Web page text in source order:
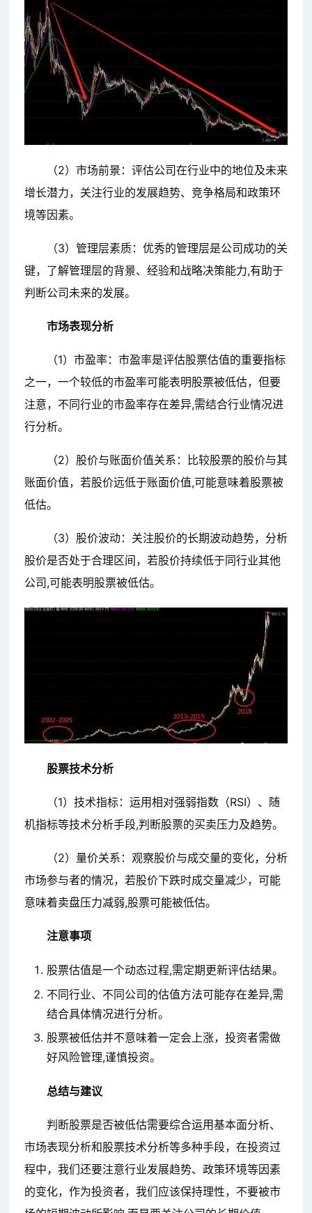
（2）市场前景：评估公司在行业中的地位及未来
增长潜力，关注行业的发展趋势、竞争格局和政策环
境等因素。
（3）管理层素质：优秀的管理层是公司成功的关
键，了解管理层的背景、经验和战略决策能力,有助于
判断公司未来的发展。
市场表现分析
（1）市盈率：市盈率是评估股票估值的重要指标
之一，一个较低的市盈率可能表明股票被低估，但要
注意，不同行业的市盈率存在差异,需结合行业情况进
行分析。
（2）股价与账面价值关系：比较股票的股价与其
账面价值，若股价远低于账面价值,可能意味着股票被
低估。
（3）股价波动：关注股价的长期波动趋势，分析
股价是否处于合理区间，若股价持续低于同行业其他
公司,可能表明股票被低估。
股票技术分析
（1）技术指标：运用相对强弱指数（RSI）、随
机指标等技术分析手段,判断股票的买卖压力及趋势。
（2）量价关系：观察股价与成交量的变化，分析
市场参与者的情况，若股价下跌时成交量减少，可能
意味着卖盘压力减弱,股票可能被低估。
注意事项
股票估值是一个动态过程,需定期更新评估结果。
不同行业、不同公司的估值方法可能存在差异,需
结合具体情况进行分析。
股票被低估并不意味着一定会上涨，投资者需做
好风险管理,谨慎投资。
总结与建议
判断股票是否被低估需要综合运用基本面分析、
市场表现分析和股票技术分析等多种手段，在投资过
程中，我们还要注意行业发展趋势、政策环境等因素
的变化，作为投资者，我们应该保持理性，不要被市